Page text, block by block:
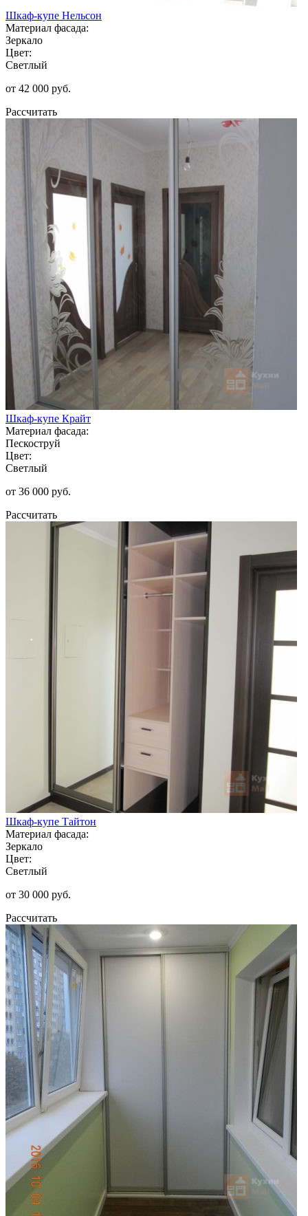
Шкаф-купе Нельсон
Материал фасада:
Зеркало
Цвет:
Светлый
от 42 000 руб.
Рассчитать
Шкаф-купе Крайт
Материал фасада:
Пескоструй
Цвет:
Светлый
от 36 000 руб.
Рассчитать
Шкаф-купе Тайтон
Материал фасада:
Зеркало
Цвет:
Светлый
от 30 000 руб.
Рассчитать